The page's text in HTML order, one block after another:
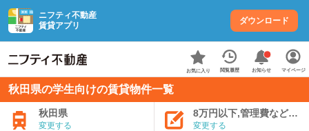
ニフティ不動産
賃貸アプリ
ダウンロード
お気に入り 閲覧履歴 お知らせ マイページ
秋田県の学生向けの賃貸物件一覧
秋田県
変更する
8万円以下,管理費など込み
変更する